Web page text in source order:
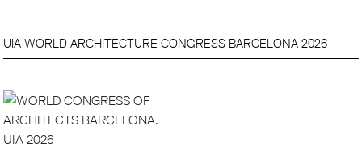
UIA WORLD ARCHITECTURE CONGRESS BARCELONA 2026